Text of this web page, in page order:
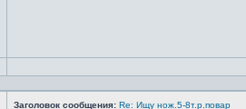
Заголовок сообщения: Re: Ищу нож.5-8т.р.повар